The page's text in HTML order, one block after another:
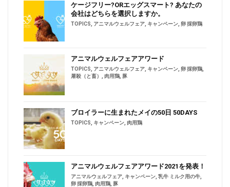
ケージフリー?ORエッグスマート? あなたの
会社はどちらを選択しますか。
TOPICS アニマルウェルフェア キャンペーン 卵 採卵鶏
アニマルウェルフェアアワード
TOPICS アニマルウェルフェア キャンペーン 卵 採卵鶏
屠殺（と畜）
肉用鶏 豚
ブロイラーに生まれたメイの50日 50DAYS
TOPICS キャンペーン 肉用鶏
アニマルウェルフェアアワード2021を発表！
アニマルウェルフェア キャンペーン 乳牛 ミルク用の牛
卵 採卵鶏 肉用鶏 豚